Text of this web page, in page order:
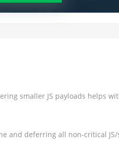
smaller JS payloads helps
and deferring all non-critical JS/